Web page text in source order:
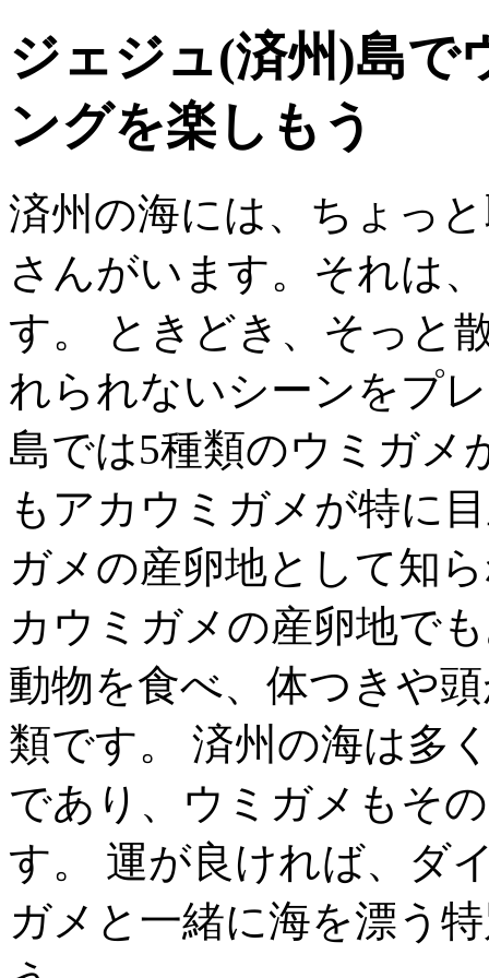
ジェジュ(済州)島で
ングを楽しもう
済州の海には、ちょっ
さんがいます。それは
す。 ときどき、そっと
れられないシーンをプ
島では5種類のウミガメ
もアカウミガメが特に
ガメの産卵地として知
カウミガメの産卵地で
動物を食べ、体つきや
類です。 済州の海は多
であり、ウミガメもそ
す。 運が良ければ、ダ
ガメと一緒に海を漂う